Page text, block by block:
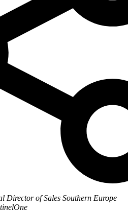
Director of Sales Southern Europe